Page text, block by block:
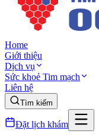
Home
Giới thiệu
Dịch vụ
Sức khoẻ Tim mạch
Liên hệ
Tìm kiếm
Đặt lịch khám